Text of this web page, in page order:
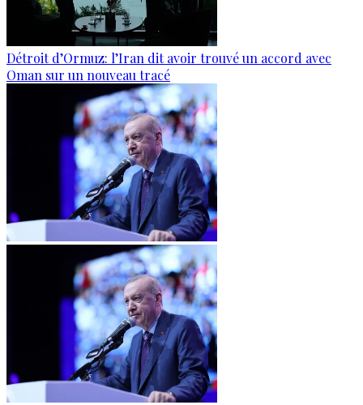
Détroit d’Ormuz: l’Iran dit avoir trouvé un accord avec
Oman sur un nouveau tracé